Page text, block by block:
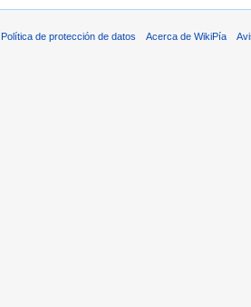
Política de protección de datos Acerca de WikiPía